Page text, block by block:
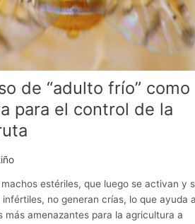
de “adulto frío” como
para el control de la
estériles, que luego se activan y
no generan crías, lo que ayuda
más amenazantes para la agricultura a